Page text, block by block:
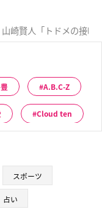
山崎賢人「トドメの接吻
A.B.C-Z
Cloud ten
スポーツ
占い